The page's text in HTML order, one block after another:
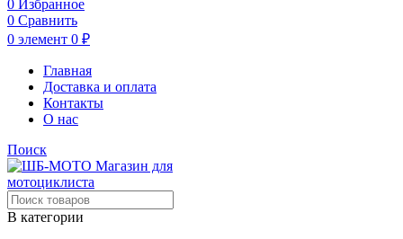
0 Избранное
0 Сравнить
0 элемент 0 ₽
Главная
Доставка и оплата
Контакты
О нас
Поиск
В категории